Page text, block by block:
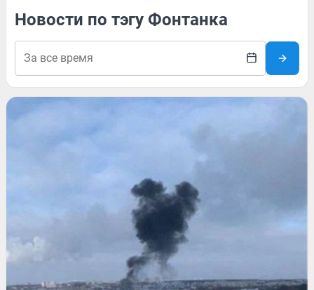
Новости по тэгу Фонтанка